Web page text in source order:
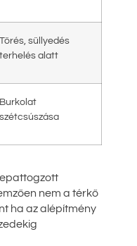
Törés, süllyedés
terhelés alatt
Burkolat
szétcsúszása
nem a térkő
ha az alépítmény